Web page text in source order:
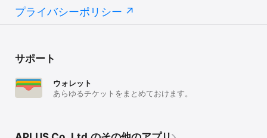
プライバシーポリシー
サポート
ウォレット
あらゆるチケットをまとめておけます。